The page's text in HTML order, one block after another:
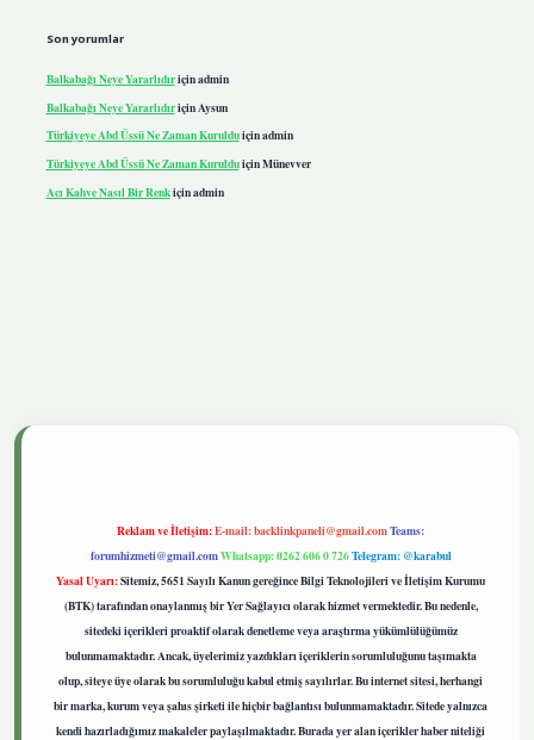
Son yorumlar
Balkabağı Neye Yararlıdıriçinadmin
Balkabağı Neye Yararlıdıriçin Aysun
Türkiyeye Abd Üssü Ne Zaman Kurulduiçinadmin
Türkiyeye Abd Üssü Ne Zaman KurulduiçinMünevver
Acı Kahve Nasıl Bir Renkiçinadmin
Reklam ve İletişim:E-mail:backlinkpaneli@gmail.comTeams:
forumhizmeti@gmail.comWhatsapp: 0262 606 0 726Telegram: @karabul
Yasal Uyarı:Sitemiz, 5651 Sayılı Kanun gereğince Bilgi Teknolojileri ve İletişim Kurumu
(BTK) tarafından onaylanmış bir Yer Sağlayıcı olarak hizmet vermektedir. Bu nedenle,
sitedeki içerikleri proaktif olarak denetleme veya araştırma yükümlülüğümüz
bulunmamaktadır. Ancak, üyelerimiz yazdıkları içeriklerin sorumluluğunu taşımakta
olup, siteye üye olarak bu sorumluluğu kabul etmiş sayılırlar. Bu internet sitesi, herhangi
bir marka, kurum veya şahıs şirketi ile hiçbir bağlantısı bulunmamaktadır. Sitede yalnızca
kendi hazırladığımız makaleler paylaşılmaktadır. Burada yer alan içerikler haber niteliği